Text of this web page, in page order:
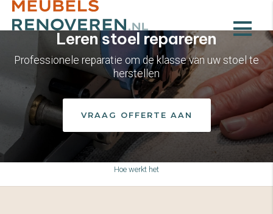
Leren stoel repareren
Professionele reparatie om de klasse van uw stoel te
herstellen
VRAAG OFFERTE AAN
Hoe werkt het